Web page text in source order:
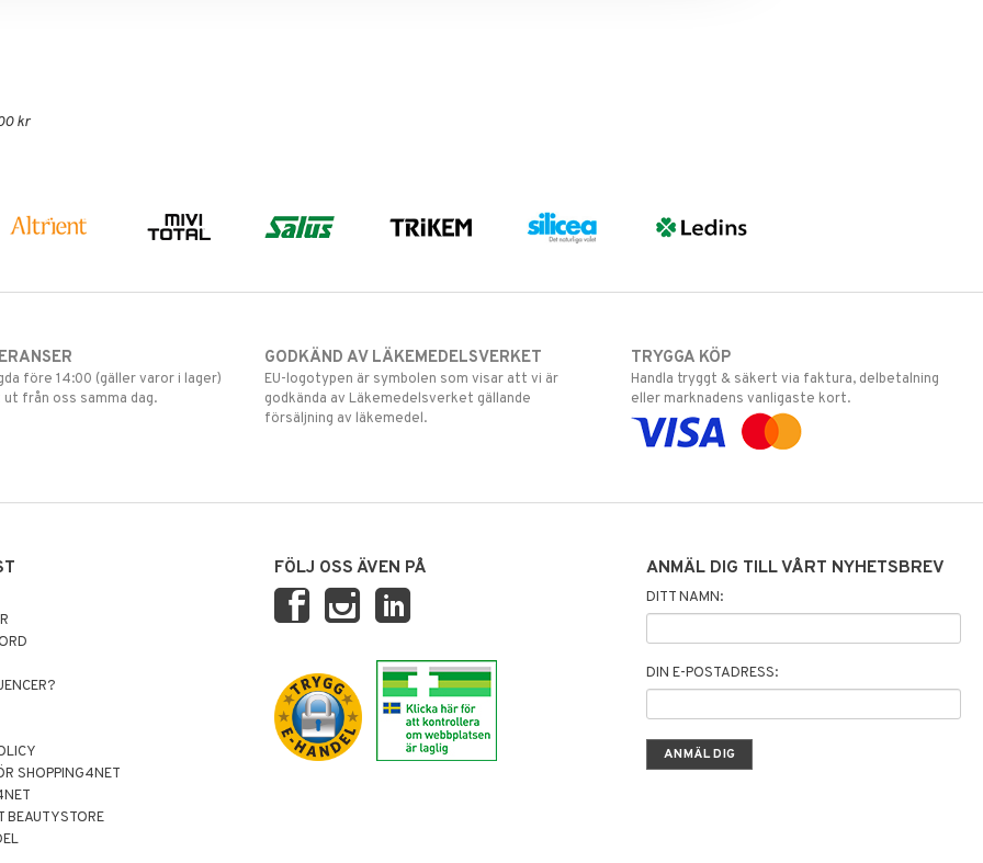
kr
före 14:00 (gäller varor i lager)
från oss samma dag.
GODKÄND AV LÄKEMEDELSVERKET
EU-logotypen är symbolen som visar att vi är
godkända av Läkemedelsverket gällande
försäljning av läkemedel.
TRYGGA KÖP
Handla tryggt & säkert via faktura, delbetalning
eller marknadens vanligaste kort.
SHOPPING4NET
BEAUTYSTORE
FÖLJ OSS ÄVEN PÅ ANMÄL DIG TILL VÅRT NYHETSBREV
DITT NAMN:
DIN E-POSTADRESS: